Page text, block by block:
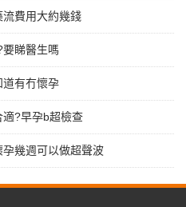
費用大約幾錢
要睇醫生嗎
有冇懷孕
?早孕b超檢查
幾週可以做超聲波